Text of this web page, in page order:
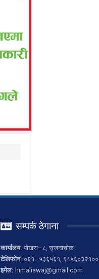
सम्पर्क ठेगाना
कार्यालय: पोखरा–८, सृजनाचोक
टेलिफोन: ०६१–५३६५६१, ९८५६०३२१००
इमेल: himaliawaj@gmail.com